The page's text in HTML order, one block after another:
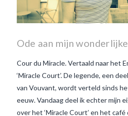
Ode aan mijn
Cour du Miracle. Vertaald naar het
‘Miracle Court’. De legende, een
van Vouvant, wordt verteld sinds
eeuw. Vandaag deel ik echter mijn
over het ‘Miracle Court’ en het